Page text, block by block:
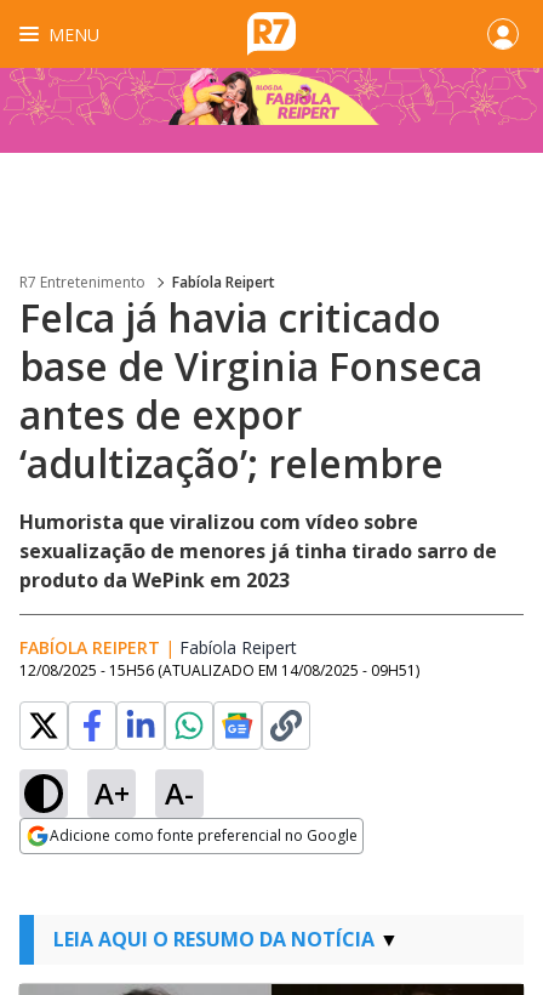
MENU
R7 Entretenimento Fabíola Reipert
Felca já havia criticado
base de Virginia Fonseca
antes de expor
‘adultização’; relembre
Humorista que viralizou com vídeo sobre
sexualização de menores já tinha tirado sarro de
produto da WePink em 2023
FABÍOLA REIPERT | Fabíola Reipert
12/08/2025 - 15H56 (ATUALIZADO EM 14/08/2025 - 09H51)
A+ A-
Adicione como fonte preferencial no Google
LEIA AQUI O RESUMO DA NOTÍCIA